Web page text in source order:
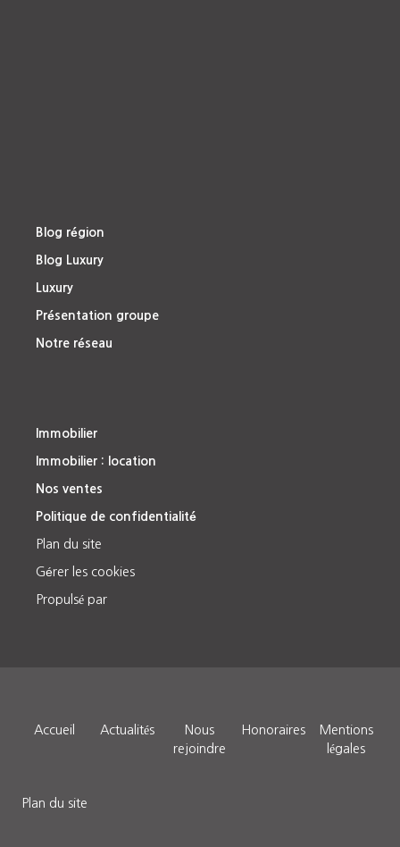
Blog région
Blog Luxury
Luxury
Présentation groupe
Notre réseau
Immobilier
Immobilier : location
Nos ventes
Politique de confidentialité
Plan du site
Gérer les cookies
Propulsé par
Accueil Actualités
Nous
rejoindre
Honoraires
Mentions
légales
Plan du site